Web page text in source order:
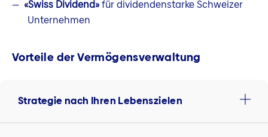
«Swiss Dividend»für dividendenstarke Schweizer
Unternehmen
Vorteile der Vermögensverwaltung
Strategie nach Ihren Lebenszielen